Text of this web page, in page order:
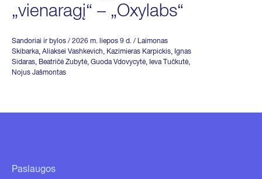
„vienaragį“ – „Oxylabs“
Sandoriai ir bylos / 2026 m. liepos 9 d. / Laimonas
Skibarka, Aliaksei Vashkevich, Kazimieras Karpickis, Ignas
Sidaras, Beatričė Zubytė, Guoda Vdovycytė, Ieva Tučkutė,
Nojus Jašmontas
Paslaugos